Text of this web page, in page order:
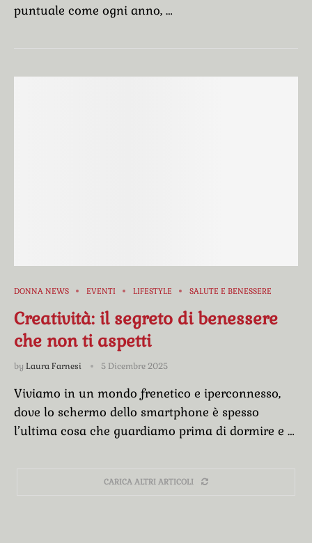
puntuale come ogni anno, …
DONNA NEWS EVENTI LIFESTYLE SALUTE E BENESSERE
Creatività: il segreto di benessere
che non ti aspetti
by Laura Farnesi 5 Dicembre 2025
Viviamo in un mondo frenetico e iperconnesso,
dove lo schermo dello smartphone è spesso
l’ultima cosa che guardiamo prima di dormire e …
CARICA ALTRI ARTICOLI